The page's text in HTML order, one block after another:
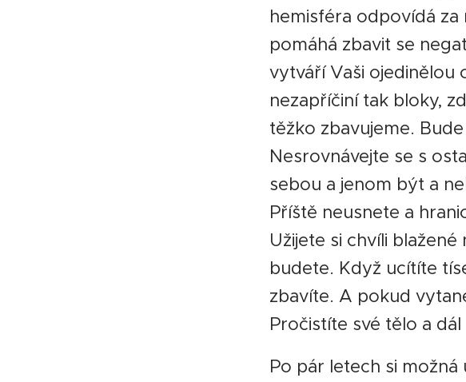
hemisféra odpovídá
pomáhá zbavit se
vytváří Vaši ojedinělou
nezapříčiní tak bloky,
těžko zbavujeme.
Nesrovnávejte se s
sebou a jenom být a
Příště neusnete a
Užijete si chvíli
budete. Když ucítíte
zbavíte. A pokud
Pročistíte své tělo a
Po pár letech si